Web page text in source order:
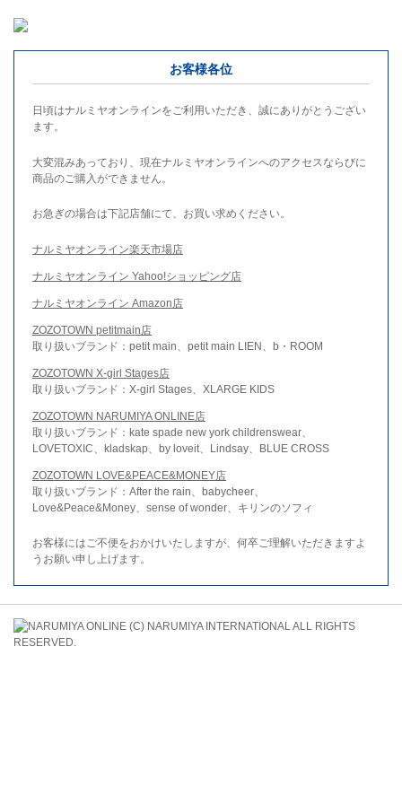
お客様各位
日頃はナルミヤオンラインをご利用いただき、誠にありがとうござい
ます。
大変混みあっており、現在ナルミヤオンラインへのアクセスならびに
商品のご購入ができません。
お急ぎの場合は下記店舗にて、お買い求めください。
ナルミヤオンライン楽天市場店
ナルミヤオンライン Yahoo!ショッピング店
ナルミヤオンライン Amazon店
ZOZOTOWN petitmain店
取り扱いブランド：petit main、petit main LIEN、b・ROOM
ZOZOTOWN X-girl Stages店
取り扱いブランド：X-girl Stages、XLARGE KIDS
ZOZOTOWN NARUMIYA ONLINE店
取り扱いブランド：kate spade new york childrenswear、
LOVETOXIC、kladskap、by loveit、Lindsay、BLUE CROSS
ZOZOTOWN LOVE&PEACE&MONEY店
取り扱いブランド：After the rain、babycheer、
Love&Peace&Money、sense of wonder、キリンのソフィ
お客様にはご不便をおかけいたしますが、何卒ご理解いただきますよ
うお願い申し上げます。